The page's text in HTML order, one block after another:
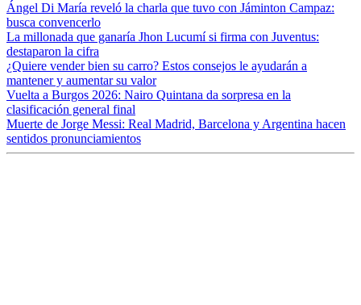
Ángel Di María reveló la charla que tuvo con Jáminton Campaz:
busca convencerlo
La millonada que ganaría Jhon Lucumí si firma con Juventus:
destaparon la cifra
¿Quiere vender bien su carro? Estos consejos le ayudarán a
mantener y aumentar su valor
Vuelta a Burgos 2026: Nairo Quintana da sorpresa en la
clasificación general final
Muerte de Jorge Messi: Real Madrid, Barcelona y Argentina hacen
sentidos pronunciamientos